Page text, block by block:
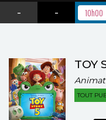
-
- 10h00
TOY
TOUT